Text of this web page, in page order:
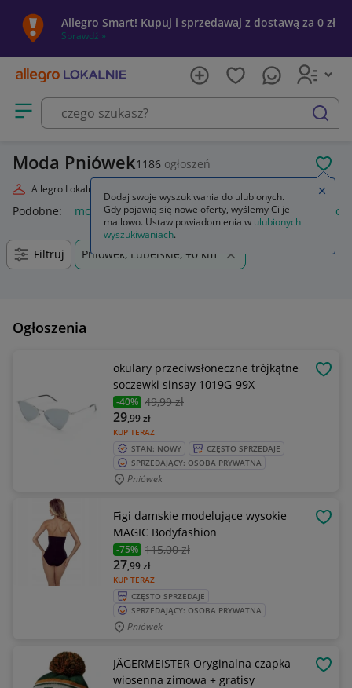
Allegro Smart! Kupuj i sprzedawaj z dostawą za 0 zł
Sprawdź »
Otwórz menu z kategoriami
szukaj
Moda Pniówek1186 ogłoszeń
Allegro Lokalnie
Podobne: moda markowa moda 2026 moda damska
Filtruj Pniówek, Lubelskie, +0 km
Ogłoszenia
okulary przeciwsłoneczne trójkątne
soczewki sinsay 1019G-99X
-40% 49,99 zł
KUP TERAZ
29,99zł
STAN: NOWY
CZĘSTO SPRZEDAJE
SPRZEDAJĄCY: OSOBA PRYWATNA
Pniówek
Figi damskie modelujące wysokie
MAGIC Bodyfashion
-75% 115,00 zł
KUP TERAZ
27,99zł
CZĘSTO SPRZEDAJE
SPRZEDAJĄCY: OSOBA PRYWATNA
Pniówek
JÄGERMEISTER Oryginalna czapka
wiosenna zimowa + gratisy
Dodaj swoje wyszukiwania do ulubionych.
Gdy pojawią się nowe oferty, wyślemy Ci je
mailowo. Ustaw powiadomienia w ulubionych
wyszukiwaniach.